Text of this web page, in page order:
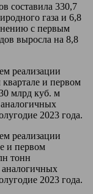
составила 330,7
газа и 6,8
с первым
выросла на 8,8
реализации
и первом
млрд куб. м
2023 года.
реализации
и первом
тонн
аналогичных
2023 года.